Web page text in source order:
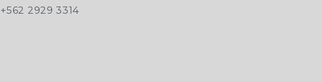
+562 2929 3314